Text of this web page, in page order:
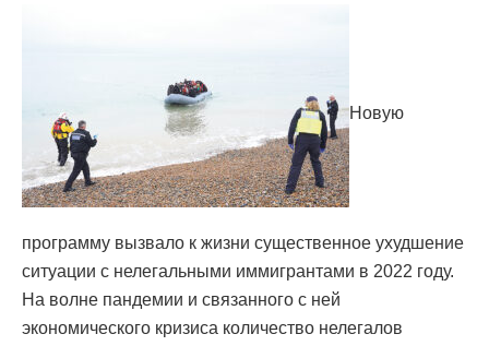
Новую
программу вызвало к жизни существенное ухудшение
ситуации с нелегальными иммигрантами в 2022 году.
На волне пандемии и связанного с ней
экономического кризиса количество нелегалов